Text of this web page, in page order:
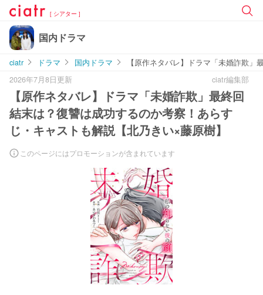
[ シアター ]
国内ドラマ
ciatr ドラマ 国内ドラマ
【原作ネタバレ】ドラマ「未婚詐欺
2026年7月8日更新
ciatr編集部
【原作ネタバレ】ドラマ「未婚詐欺」最終回
結末は？復讐は成功するのか考察！あらす
じ・キャストも解説【北乃きい×藤原樹】
このページにはプロモーションが含まれています